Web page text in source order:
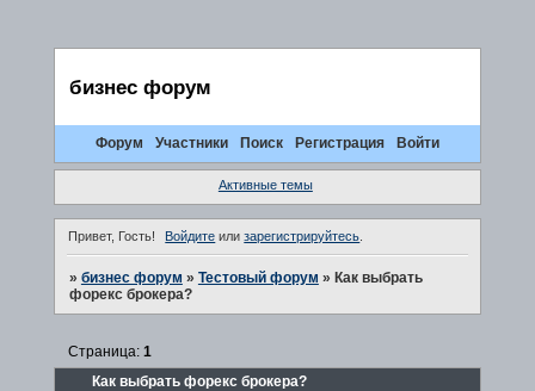
бизнес форум
Форум Участники Поиск Регистрация Войти
Активные темы
Привет, Гость! Войдите илизарегистрируйтесь.
» бизнес форум » Тестовый форум » Как выбрать
форекс брокера?
Как выбрать форекс брокера?
Страница: 1